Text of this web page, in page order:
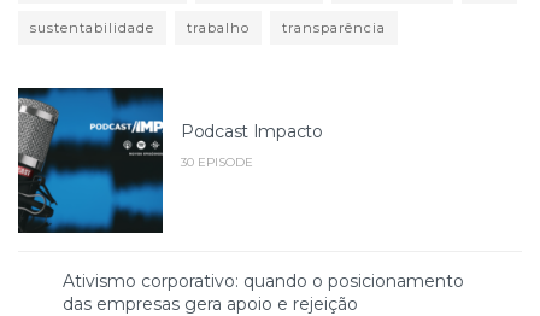
sustentabilidade trabalho transparência
Podcast Impacto
30 EPISODE
Ativismo corporativo: quando o posicionamento
das empresas gera apoio e rejeição